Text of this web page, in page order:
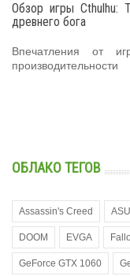
Обзор игры Cthulhu:
древнего бога
Впечатления от
производительности
ОБЛАКО ТЕГОВ
Assassin's Creed
DOOM EVGA
GeForce GTX 1060